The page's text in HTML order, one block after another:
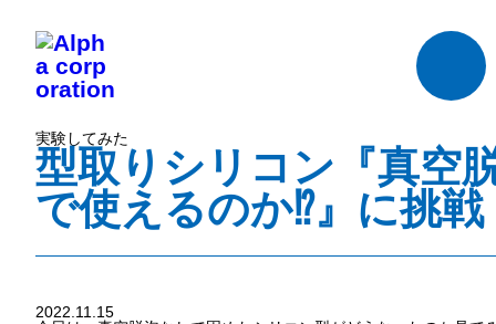
実験してみた
型取りシリコン『真空
で使えるのか⁉️』に挑
2022.11.15